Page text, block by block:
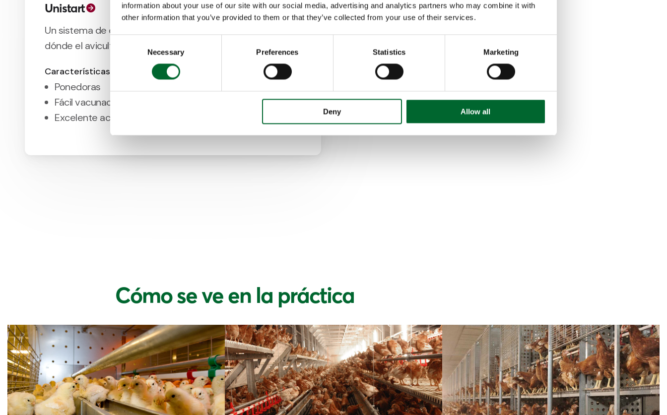
information about your use of our site with our social media, advertising and analytics partners who may combine it with
other information that you’ve provided to them or that they’ve collected from your use of their services.
Necessary Preferences Statistics Marketing
Deny Allow all
Unistart
Un sistema de cría fácil de usar y configurado en hileras;
dónde el avicultor tiene pleno control sobre sus aves.
Características
Ponedoras
Fácil vacunación y captura
Excelente acceso e inspección visual
Cómo se ve en la práctica